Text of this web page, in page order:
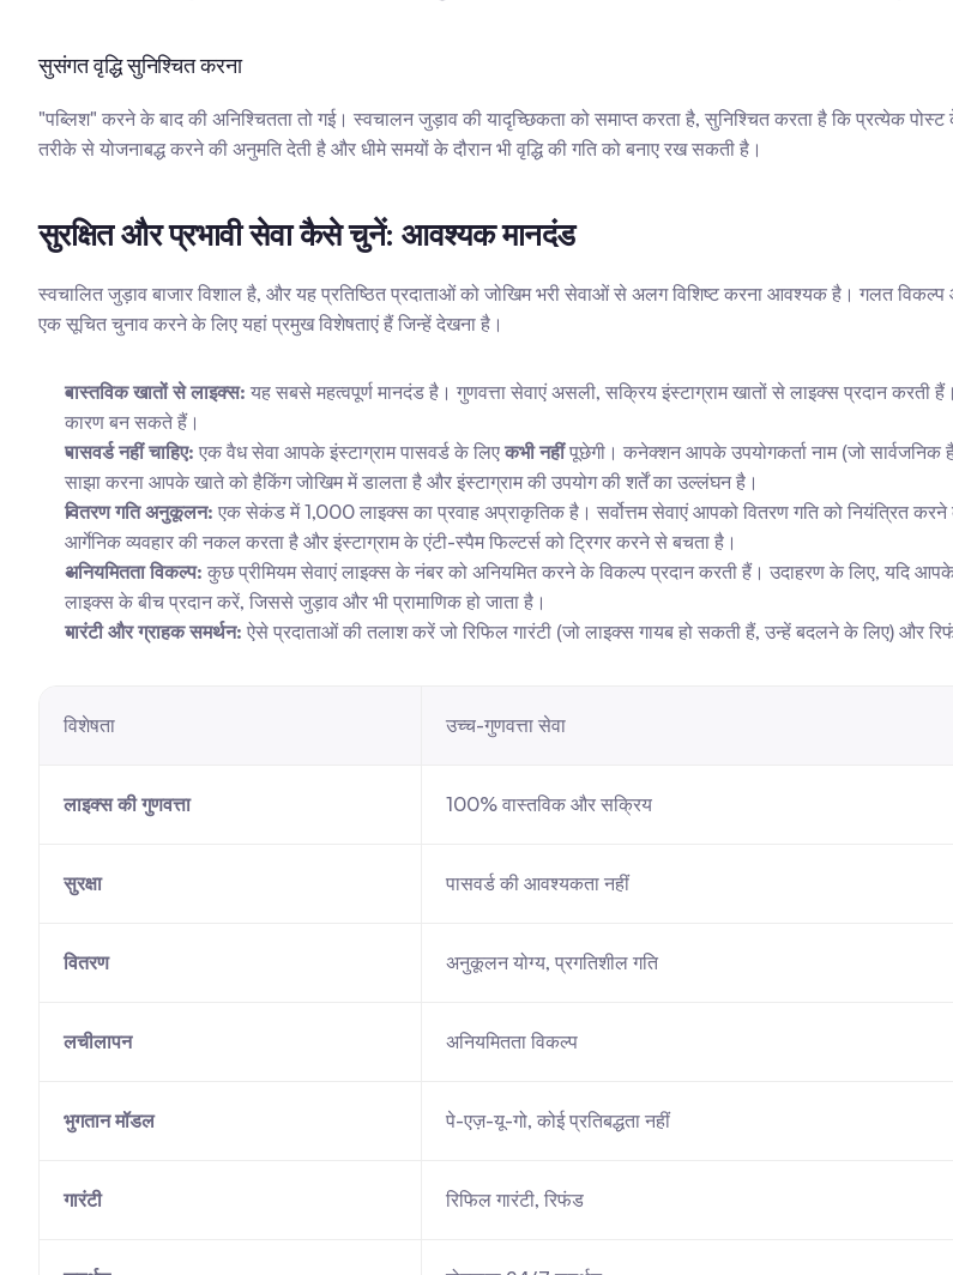
सुसंगत वृद्धि सुनिश्चित करना
"पब्लिश" करने के बाद की अनिश्चितता तो गई। स्वचालन जुड़ाव की यादृच्छिकता को समाप्त करता है, सुनिश्चित करता है कि प्रत्येक
तरीके से योजनाबद्ध करने की अनुमति देती है और धीमे समयों के दौरान भी वृद्धि की गति को बनाए रख सकती है।
सुरक्षित और प्रभावी सेवा कैसे चुनें: आवश्यक मानदंड
स्वचालित जुड़ाव बाजार विशाल है, और यह प्रतिष्ठित प्रदाताओं को जोखिम भरी सेवाओं से अलग विशिष्ट करना आवश्यक है। गलत
एक सूचित चुनाव करने के लिए यहां प्रमुख विशेषताएं हैं जिन्हें देखना है।
वास्तविक खातों से लाइक्स: यह सबसे महत्वपूर्ण मानदंड है। गुणवत्ता सेवाएं असली, सक्रिय इंस्टाग्राम खातों से लाइक्स प्रदान करती
कारण बन सकते हैं।
पासवर्ड नहीं चाहिए: एक वैध सेवा आपके इंस्टाग्राम पासवर्ड के लिए कभी नहीं पूछेगी। कनेक्शन आपके उपयोगकर्ता नाम (जो सार्वजनिक
साझा करना आपके खाते को हैकिंग जोखिम में डालता है और इंस्टाग्राम की उपयोग की शर्तें का उल्लंघन है।
वितरण गति अनुकूलन: एक सेकंड में 1,000 लाइक्स का प्रवाह अप्राकृतिक है। सर्वोत्तम सेवाएं आपको वितरण गति को नियंत्रित
आर्गेनिक व्यवहार की नकल करता है और इंस्टाग्राम के एंटी-स्पैम फिल्टर्स को ट्रिगर करने से बचता है।
अनियमितता विकल्प: कुछ प्रीमियम सेवाएं लाइक्स के नंबर को अनियमित करने के विकल्प प्रदान करती हैं। उदाहरण के लिए,
लाइक्स के बीच प्रदान करें, जिससे जुड़ाव और भी प्रामाणिक हो जाता है।
गारंटी और ग्राहक समर्थन: ऐसे प्रदाताओं की तलाश करें जो रिफिल गारंटी (जो लाइक्स गायब हो सकती हैं, उन्हें बदलने के लिए) और
विशेषता उच्च-गुणवत्ता सेवा
लाइक्स की गुणवत्ता 100% वास्तविक और सक्रिय
सुरक्षा पासवर्ड की आवश्यकता नहीं
वितरण अनुकूलन योग्य, प्रगतिशील गति
लचीलापन अनियमितता विकल्प
भुगतान मॉडल पे-एज़-यू-गो, कोई प्रतिबद्धता नहीं
गारंटी रिफिल गारंटी, रिफंड